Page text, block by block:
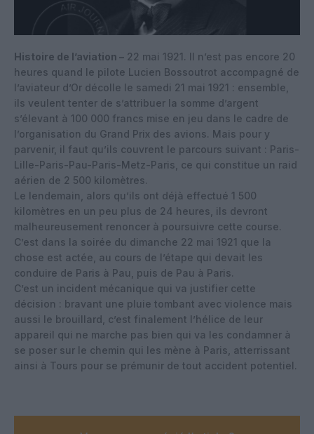
Histoire de l’aviation – 22 mai 1921. Il n’est pas encore 20
heures quand le pilote Lucien Bossoutrot accompagné de
l’aviateur d’Or décolle le samedi 21 mai 1921 : ensemble,
ils veulent tenter de s’attribuer la somme d’argent
s’élevant à 100 000 francs mise en jeu dans le cadre de
l’organisation du Grand Prix des avions. Mais pour y
parvenir, il faut qu’ils couvrent le parcours suivant : Paris-
Lille-Paris-Pau-Paris-Metz-Paris, ce qui constitue un raid
aérien de 2 500 kilomètres.
Le lendemain, alors qu’ils ont déjà effectué 1 500
kilomètres en un peu plus de 24 heures, ils devront
malheureusement renoncer à poursuivre cette course.
C’est dans la soirée du dimanche 22 mai 1921 que la
chose est actée, au cours de l’étape qui devait les
conduire de Paris à Pau, puis de Pau à Paris.
C’est un incident mécanique qui va justifier cette
décision : bravant une pluie tombant avec violence mais
aussi le brouillard, c’est finalement l’hélice de leur
appareil qui ne marche pas bien qui va les condamner à
se poser sur le chemin qui les mène à Paris, atterrissant
ainsi à Tours pour se prémunir de tout accident potentiel.